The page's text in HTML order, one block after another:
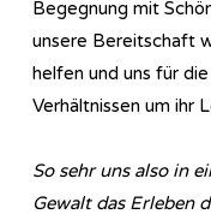
Begegnung mit
unsere Bereitschaft
helfen und uns für
Verhältnissen um ihr
So sehr uns also in
Gewalt das Erleben